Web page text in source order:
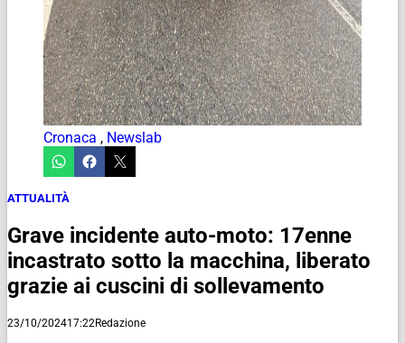
Cronaca , Newslab
ATTUALITÀ
Grave incidente auto-moto: 17enne
incastrato sotto la macchina, liberato
grazie ai cuscini di sollevamento
23/10/202417:22Redazione